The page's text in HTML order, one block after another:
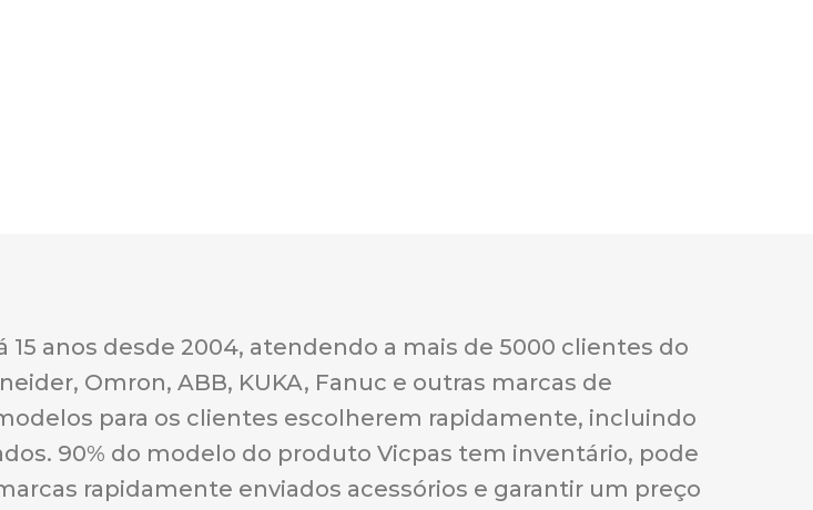
15 anos desde 2004, atendendo a mais de 5000 clientes do
Omron, ABB, KUKA, Fanuc e outras marcas de
para os clientes escolherem rapidamente, incluindo
90% do modelo do produto Vicpas tem inventário, pode
rapidamente enviados acessórios e garantir um preço